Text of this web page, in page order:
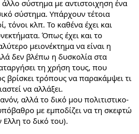
σύστημα με αντιστοιχηση ένα
σύστημα. Υπάρχουν τέτοια
τόνοι κλπ. Το καθένα έχει και
Όπως έχει και το
μειονέκτημα να είναι η
δεν βλέπω η δυσκολία στα
τη χρήση τους, που
βρίσκει τρόπους να παρακάμψει τι
να αλλάξει.
αλλά το δικό μου πολιτιστικο-
με εμποδίζει να τη σκεφτώ
Ελλη το δικό του).